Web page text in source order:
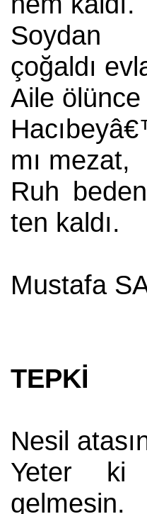
Soydan
çoğaldı
Aile
mı mezat,
Ruh
ten kaldı.
Mustafa
TEPKİ
Nesil
Yeter ki
gelmesin.